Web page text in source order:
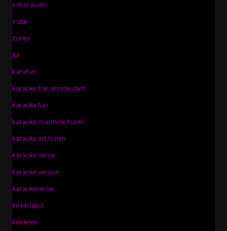
initial audio
inzee
itunes
jbl
karafun
karaoke bar amsterdam
karaoke fun
karaoke machine huren
karaoke set huren
karaoke versie
karaoke version
karaokeversie
kikkerland
kinderen